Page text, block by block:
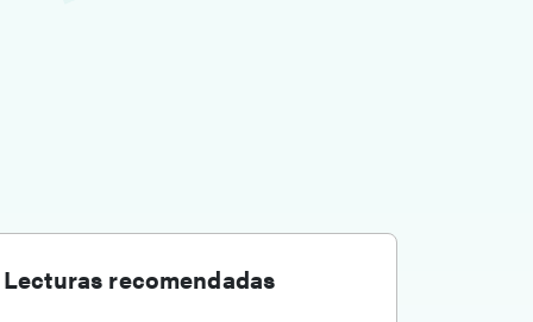
Lecturas recomendadas